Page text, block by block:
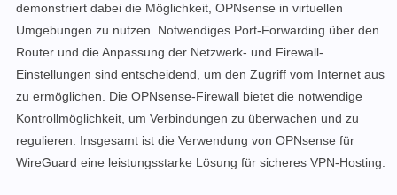
demonstriert dabei die Möglichkeit, OPNsense in virtuellen
Umgebungen zu nutzen. Notwendiges Port-Forwarding über den
Router und die Anpassung der Netzwerk- und Firewall-
Einstellungen sind entscheidend, um den Zugriff vom Internet aus
zu ermöglichen. Die OPNsense-Firewall bietet die notwendige
Kontrollmöglichkeit, um Verbindungen zu überwachen und zu
regulieren. Insgesamt ist die Verwendung von OPNsense für
WireGuard eine leistungsstarke Lösung für sicheres VPN-Hosting.